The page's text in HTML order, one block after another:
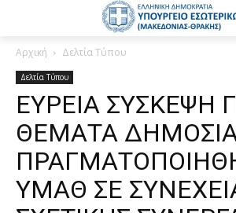
Αρχική Δελτία Τύπου
Δελτία Τύπου
ΕΥΡΕΙΑ ΣΥΣΚΕΨΗ
ΘΕΜΑΤΑ
ΥΜΑΘ ΣΕ